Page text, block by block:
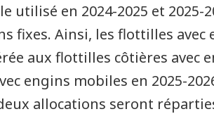
utilisé en 2024-2025 et
fixes. Ainsi, les flottilles
aux flottilles côtières avec
engins mobiles en 2025-
deux allocations seront